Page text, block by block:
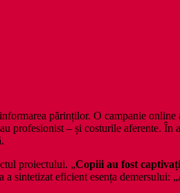
părinților. O campanie
profesionist – și costurile aferente.
proiectului. „Copiii au fost
a sintetizat eficient esența demersului: „